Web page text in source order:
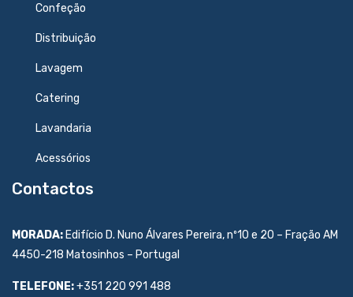
Confeção
Distribuição
Lavagem
Catering
Lavandaria
Acessórios
Contactos
MORADA: Edifício D. Nuno Álvares Pereira, nº10 e 20 – Fração AM
4450-218 Matosinhos – Portugal
TELEFONE:+351 220 991 488